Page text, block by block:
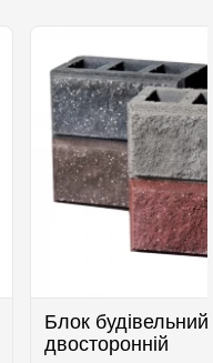
Блок
двосторонній